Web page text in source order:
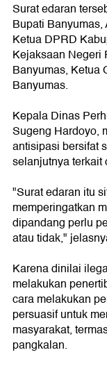
Surat edaran
Bupati
Ketua DPRD
Kejaksaan Negeri
Banyumas, Ketua
Banyumas.
Kepala Dinas
Sugeng Hardoyo,
antisipasi bersifat
selanjutnya
"Surat edaran itu
memperingatkan
dipandang perlu
atau tidak,"
Karena dinilai
melakukan
cara melakukan
persuasif untuk
masyarakat,
pangkalan.